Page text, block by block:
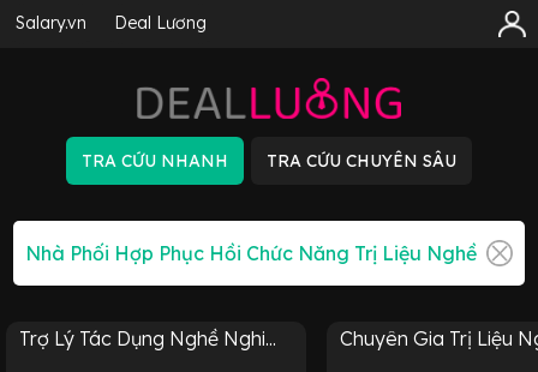
Salary.vn Deal Lương
Trợ Lý Tác Dụng Nghề Nghi... Chuyên Gia Trị Liệu